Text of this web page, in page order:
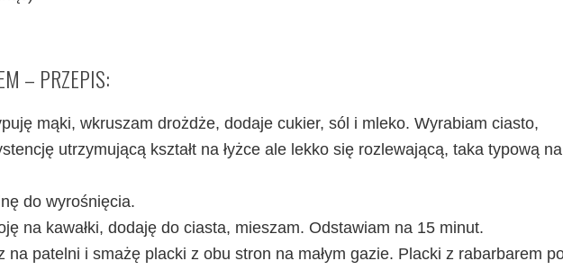
– PRZEPIS:
mąki, wkruszam drożdże, dodaje cukier, sól i mleko. Wyrabiam ciasto,
utrzymującą kształt na łyżce ale lekko się rozlewającą, taka typową na
do wyrośnięcia.
na kawałki, dodaję do ciasta, mieszam. Odstawiam na 15 minut.
na patelni i smażę placki z obu stron na małym gazie. Placki z rabarbarem